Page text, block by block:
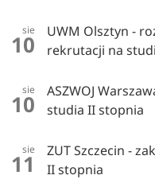
sie
10
UWM Olsztyn -
rekrutacji na
sie
10
ASZWOJ
studia II stopnia
sie
11
ZUT Szczecin -
II stopnia